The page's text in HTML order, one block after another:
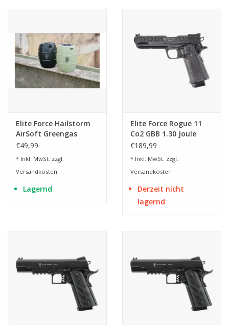
Elite Force Hailstorm
AirSoft Greengas
Granate - BK oder
€49,99
* Inkl. MwSt. zzgl.
Versandkosten
Lagernd
Elite Force Rogue 11
Co2 GBB 1.30 Joule
AirSoft
€189,99
* Inkl. MwSt. zzgl.
Versandkosten
Derzeit nicht
lagernd